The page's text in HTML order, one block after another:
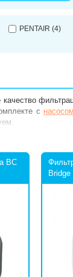
PENTAIR (4)
с
BC